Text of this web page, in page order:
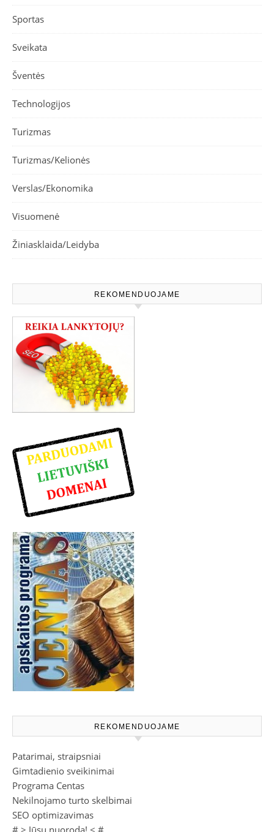
Sportas
Sveikata
Šventės
Technologijos
Turizmas
Turizmas/Kelionės
Verslas/Ekonomika
Visuomenė
Žiniasklaida/Leidyba
REKOMENDUOJAME
REKOMENDUOJAME
Patarimai, straipsniai
Gimtadienio sveikinimai
Programa Centas
Nekilnojamo turto skelbimai
SEO optimizavimas
# > Jūsų nuoroda! < #